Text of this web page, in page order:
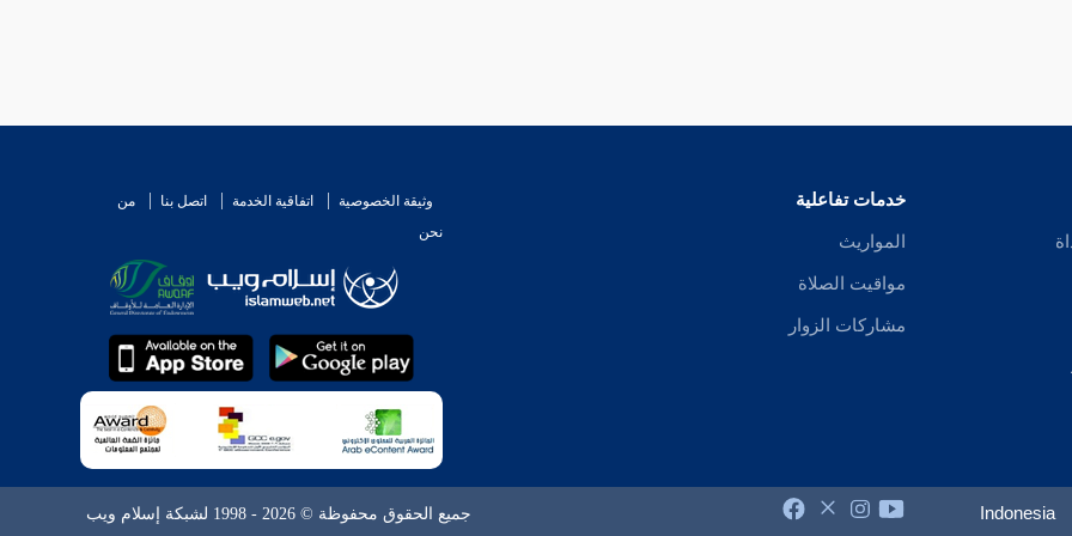
خدمات تفاعلية
المواريث
مواقيت الصلاة
مشاركات الزوار
وثيقة الخصوصية اتفاقية الخدمة اتصل بنا
من
نحن
Indonesia جميع الحقوق محفوظة © 2026 - 1998 لشبكة إسلام ويب